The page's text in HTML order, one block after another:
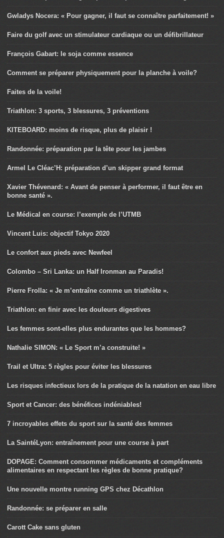
Gwladys Nocera: « Pour gagner, il faut se connaître parfaitement! »
Faire du golf avec un stimulateur cardiaque ou un défibrillateur
François Gabart: le soja comme essence
Comment se préparer physiquement pour la planche à voile?
Faites de la voile!
Triathlon: 3 sports, 3 blessures, 3 préventions
KITEBOARD: moins de risque, plus de plaisir !
Randonnée: préparation par la tête pour les jambes
Armel Le Cléac’H: préparation d’un skipper grand format
Xavier Thévenard: « Avant de penser à performer, il faut être en
bonne santé ».
Le Médical en course: l’exemple de l’UTMB
Vincent Luis: objectif Tokyo 2020
Le confort aux pieds avec Newfeel
Colombo – Sri Lanka: un Half Ironman au Paradis!
Pierre Frolla: « Je m’entraîne comme un triathlète ».
Triathlon: en finir avec les douleurs digestives
Les femmes sont-elles plus endurantes que les hommes?
Nathalie SIMON: « Le Sport m’a construite! »
Trail et Ultra: 5 règles pour éviter les blessures
Les risques infectieux lors de la pratique de la natation en eau libre
Sport et Cancer: des bénéfices indéniables!
7 incroyables effets du sport sur la santé des femmes
La SaintéLyon: entraînement pour une course à part
DOPAGE: Comment consommer médicaments et compléments
alimentaires en respectant les règles de bonne pratique?
Une nouvelle montre running GPS chez Décathlon
Randonnée: se préparer en salle
Carott Cake sans gluten